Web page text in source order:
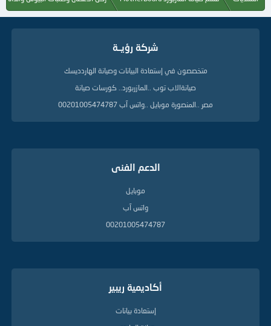
م
ا
شركة رؤيــة
متخصصون في إستعادة البيانات وصيانة الهاردديسك
صيانةالاب توب ..المازربورد.. كورسات صيانة
مصر ..المنصورة موبايل ..واتس آب 00201005474787
الدعم الفنى
موبايل
واتس آب
00201005474787
أكاديمية ريبير
إستعادة بيانات